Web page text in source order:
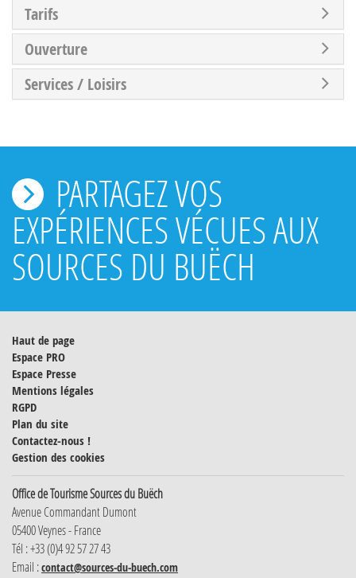
Tarifs
Ouverture
Services / Loisirs
PARTAGEZ VOS
EXPÉRIENCES VÉCUES AUX
SOURCES DU BUËCH
Haut de page
Espace PRO
Espace Presse
Mentions légales
RGPD
Plan du site
Contactez-nous !
Gestion des cookies
Office de Tourisme Sources du Buëch
Avenue Commandant Dumont
05400 Veynes - France
Tél : +33 (0)4 92 57 27 43
Email :contact@sources-du-buech.com